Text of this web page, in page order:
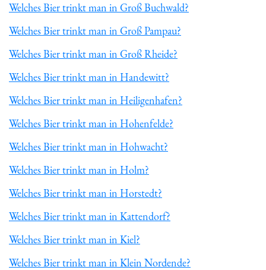
Welches Bier trinkt man in Groß Buchwald?
Welches Bier trinkt man in Groß Pampau?
Welches Bier trinkt man in Groß Rheide?
Welches Bier trinkt man in Handewitt?
Welches Bier trinkt man in Heiligenhafen?
Welches Bier trinkt man in Hohenfelde?
Welches Bier trinkt man in Hohwacht?
Welches Bier trinkt man in Holm?
Welches Bier trinkt man in Horstedt?
Welches Bier trinkt man in Kattendorf?
Welches Bier trinkt man in Kiel?
Welches Bier trinkt man in Klein Nordende?